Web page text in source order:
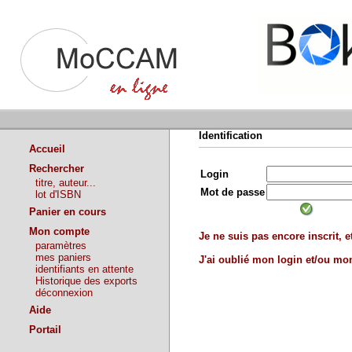
Accueil
Rechercher
titre, auteur...
lot d'ISBN
Panier en cours
Mon compte
paramètres
mes paniers
identifiants en attente
Historique des exports
déconnexion
Aide
Portail
Identification
Login
Mot de passe
Je ne suis pas encore inscrit,
J'ai oublié mon login et/ou